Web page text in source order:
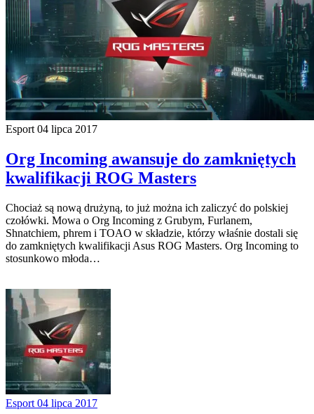
Esport 04 lipca 2017
Org Incoming awansuje do zamkniętych
kwalifikacji ROG Masters
Chociaż są nową drużyną, to już można ich zaliczyć do polskiej
czołówki. Mowa o Org Incoming z Grubym, Furlanem,
Shnatchiem, phrem i TOAO w składzie, którzy właśnie dostali się
do zamkniętych kwalifikacji Asus ROG Masters. Org Incoming to
stosunkowo młoda…
Esport 04 lipca 2017